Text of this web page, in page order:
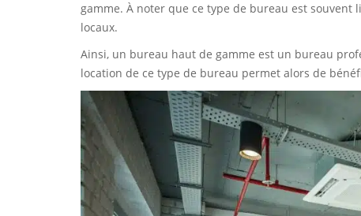
gamme. À noter que ce type de bureau est
locaux.
Ainsi, un bureau haut de gamme est un bureau
location de ce type de bureau permet alors de